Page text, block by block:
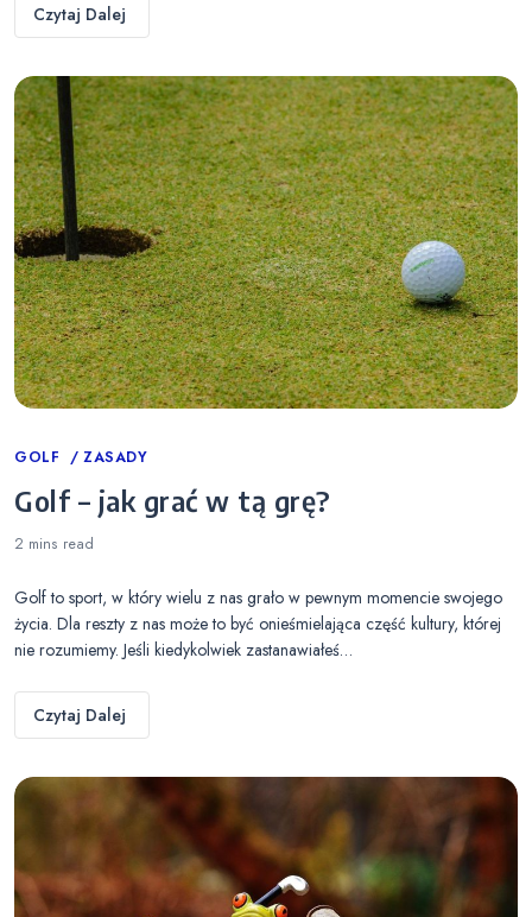
Czytaj Dalej
Categories
GOLF ZASADY
Golf – jak grać w tą grę?
2 mins read
Golf to sport, w który wielu z nas grało w pewnym momencie swojego
życia. Dla reszty z nas może to być onieśmielająca część kultury, której
nie rozumiemy. Jeśli kiedykolwiek zastanawiałeś…
Czytaj Dalej